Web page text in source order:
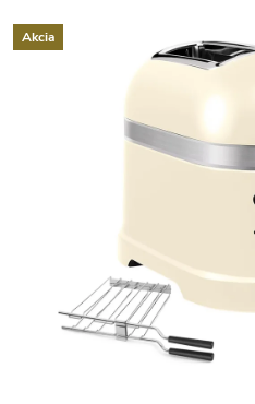
Akcia